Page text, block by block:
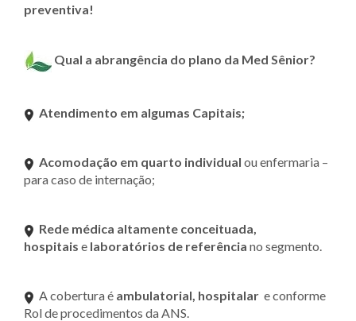
preventiva!
Qual a abrangência do plano da Med Sênior?
Atendimento em algumas Capitais;
Acomodação em quarto individual ou enfermaria –
para caso de internação;
Rede médica altamente conceituada,
hospitais e laboratórios de referência no segmento.
A cobertura é ambulatorial, hospitalar e conforme
Rol de procedimentos da ANS.